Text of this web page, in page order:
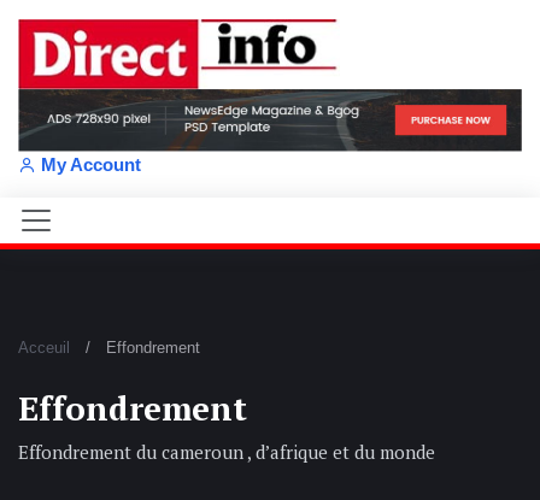
My Account
Acceuil Effondrement
Effondrement
Effondrement du cameroun , d’afrique et du monde